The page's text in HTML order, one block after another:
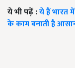
ये भी पढ़ें :ये हैं भारत
के काम बनाती है